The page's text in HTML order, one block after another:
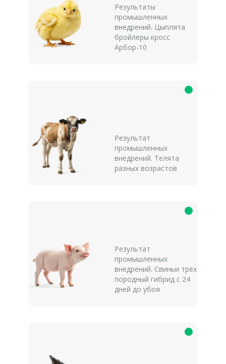
Результат
промышленных
внедрений. Телята
разных возрастов
Результаты
промышленных
внедрений. Цыплята
бройлеры кросс
Арбор-10
Результат
промышленных
внедрений. Свиньи трёх
породный гибрид с 24
дней до убоя